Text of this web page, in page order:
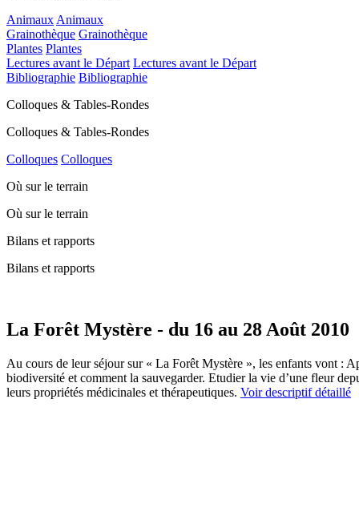
Animaux Animaux
Grainothèque Grainothèque
Plantes Plantes
Lectures avant le Départ Lectures avant le Départ
Bibliographie Bibliographie
Colloques & Tables-Rondes
Colloques & Tables-Rondes
Colloques Colloques
Où sur le terrain
Où sur le terrain
Bilans et rapports
Bilans et rapports
La Forêt Mystère - du 16 au 28 Août 2010
Au cours de leur séjour sur « La Forêt Mystère », les enfants vont :
biodiversité et comment la sauvegarder. Etudier la vie d’une fleur
leurs propriétés médicinales et thérapeutiques. Voir descriptif détaillé